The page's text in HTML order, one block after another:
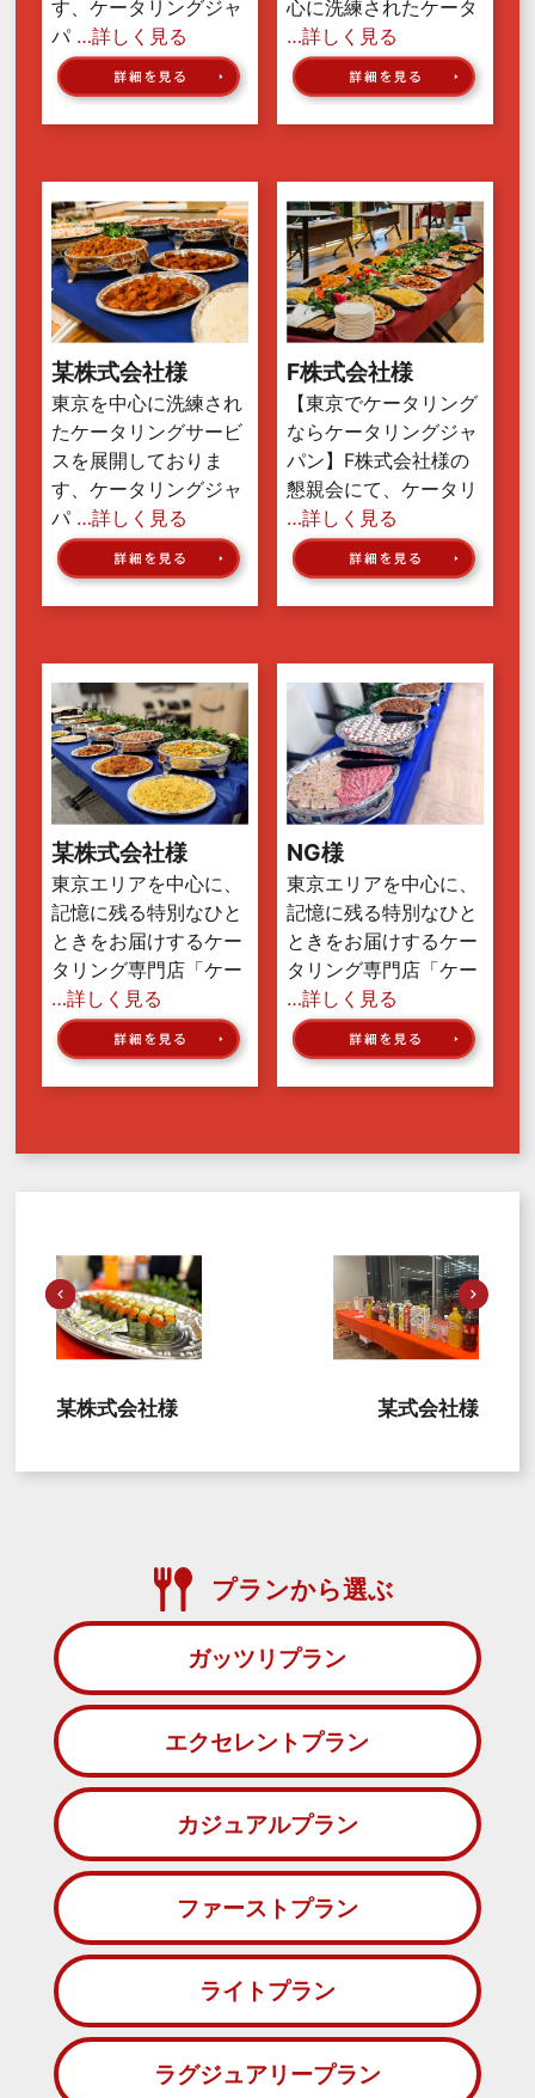
す、ケータリングジャ
パ …詳しく見る
心に洗練されたケータ
…詳しく見る
某株式会社様
東京を中心に洗練され
たケータリングサービ
スを展開しておりま
す、ケータリングジャ
パ …詳しく見る
F株式会社様
【東京でケータリング
ならケータリングジャ
パン】F株式会社様の
懇親会にて、ケータリ
…詳しく見る
某株式会社様
東京エリアを中心に、
記憶に残る特別なひと
ときをお届けするケー
タリング専門店「ケー
…詳しく見る
NG様
東京エリアを中心に、
記憶に残る特別なひと
ときをお届けするケー
タリング専門店「ケー
…詳しく見る
某株式会社様 某式会社様
プランから選ぶ
ガッツリプラン
エクセレントプラン
カジュアルプラン
ファーストプラン
ライトプラン
ラグジュアリープラン